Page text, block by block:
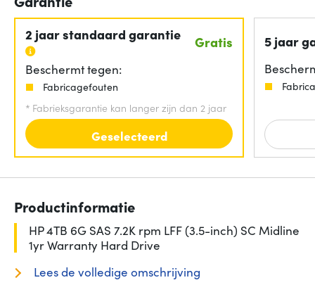
2 jaar standaard garantie Gratis
Beschermt tegen:
Fabricagefouten
* Fabrieksgarantie kan langer zijn dan 2 jaar
Geselecteerd
5 jaar
Productinformatie
HP 4TB 6G SAS 7.2K rpm LFF (3.5-inch) SC Midline
1yr Warranty Hard Drive
Lees de volledige omschrijving